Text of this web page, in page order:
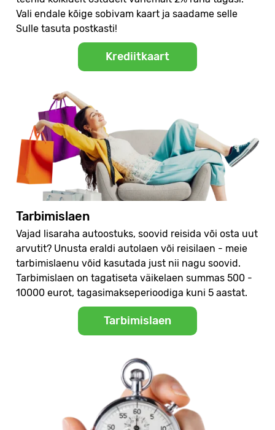
Vali endale kõige sobivam kaart ja saadame selle
Sulle tasuta postkasti!
Krediitkaart
Tarbimislaen
Vajad lisaraha autoostuks, soovid reisida või osta uut
arvutit? Unusta eraldi autolaen või reisilaen - meie
tarbimislaenu võid kasutada just nii nagu soovid.
Tarbimislaen on tagatiseta väikelaen summas 500 -
10000 eurot, tagasimakseperioodiga kuni 5 aastat.
Tarbimislaen